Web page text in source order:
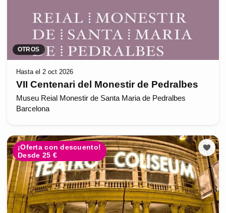
OTROS
Hasta el 2 oct 2026
VII Centenari del Monestir de Pedralbes
Museu Reial Monestir de Santa Maria de Pedralbes
Barcelona
¡Oferta con descuento!
Desde 25 €